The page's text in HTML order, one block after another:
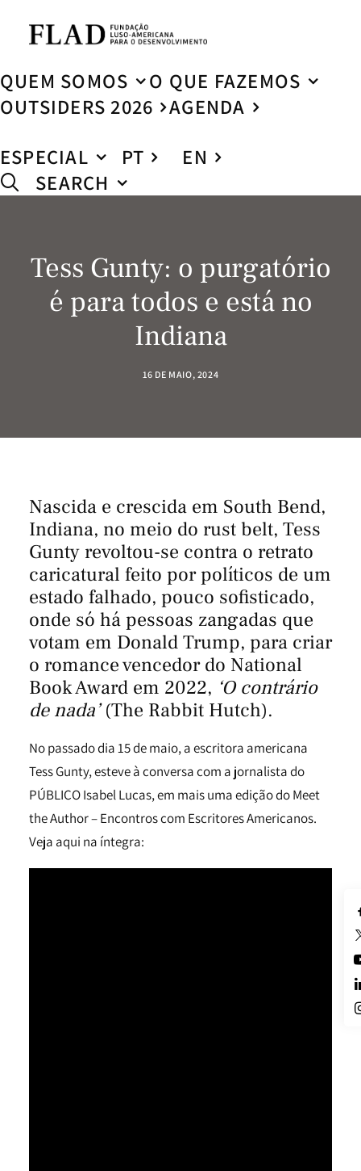
QUEM SOMOS
O QUE FAZEMOS
OUTSIDERS 2026
AGENDA
ESPECIAL
PT
EN
SEARCH
Tess Gunty: o purgatório
é para todos e está no
Indiana
16 DE MAIO, 2024
Nascida e crescida em South Bend,
Indiana, no meio do rust belt, Tess
Gunty revoltou-se contra o retrato
caricatural feito por políticos de um
estado falhado, pouco sofisticado,
onde só há pessoas zangadas que
votam em Donald Trump, para criar
o romance vencedor do National
Book Award em 2022, ‘O contrário
de nada’(The Rabbit Hutch).
No passado dia 15 de maio, a escritora americana
Tess Gunty, esteve à conversa com a jornalista do
PÚBLICO Isabel Lucas, em mais uma edição do Meet
the Author – Encontros com Escritores Americanos.
Veja aqui na íntegra: